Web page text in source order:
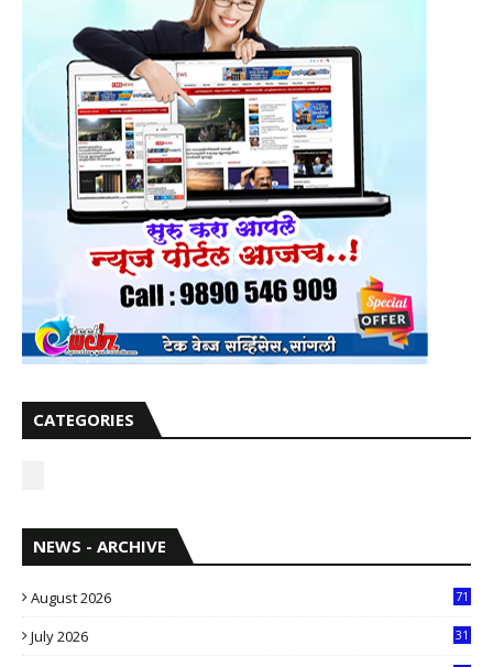
CATEGORIES
NEWS - ARCHIVE
August 2026 71
July 2026
31